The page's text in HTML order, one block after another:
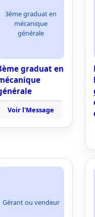
3ème graduat en
mécanique
générale
graduat en
Voir l'Message
Gérant ou vendeur